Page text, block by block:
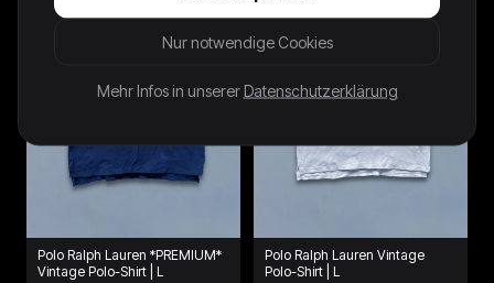
Polo Ralph Lauren *PREMIUM*
Vintage Polo-Shirt | L
Polo Ralph Lauren Vintage
Polo-Shirt | L
Nur notwendige Cookies
Mehr Infos in unserer Datenschutzerklärung